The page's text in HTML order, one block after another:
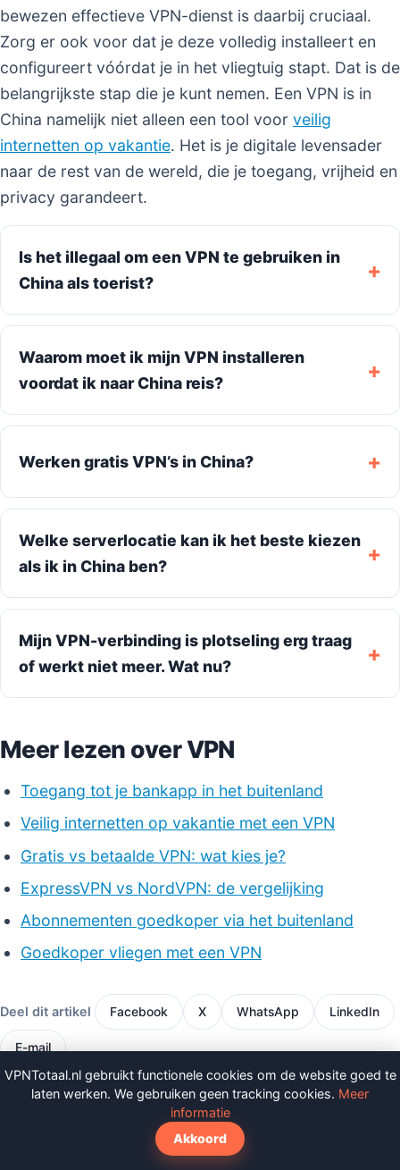
bewezen effectieve VPN-dienst is daarbij cruciaal.
Zorg er ook voor dat je deze volledig installeert en
configureert vóórdat je in het vliegtuig stapt. Dat is de
belangrijkste stap die je kunt nemen. Een VPN is in
China namelijk niet alleen een tool voor veilig
internetten op vakantie. Het is je digitale levensader
naar de rest van de wereld, die je toegang, vrijheid en
privacy garandeert.
Is het illegaal om een VPN te gebruiken in
China als toerist?
Waarom moet ik mijn VPN installeren
voordat ik naar China reis?
Werken gratis VPN’s in China?
Welke serverlocatie kan ik het beste kiezen
als ik in China ben?
Mijn VPN-verbinding is plotseling erg traag
of werkt niet meer. Wat nu?
Meer lezen over VPN
Toegang tot je bankapp in het buitenland
Veilig internetten op vakantie met een VPN
Gratis vs betaalde VPN: wat kies je?
ExpressVPN vs NordVPN: de vergelijking
Abonnementen goedkoper via het buitenland
Goedkoper vliegen met een VPN
Deel dit artikel Facebook X WhatsApp LinkedIn
E-mail
Toevoegen als voorkeursbron op
VPNTotaal.nl gebruikt functionele cookies om de website goed te
laten werken. We gebruiken geen tracking cookies. Meer
informatie
Akkoord